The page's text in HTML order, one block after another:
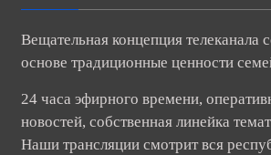
Вещательная концепция телеканала
основе традиционные ценности
24 часа эфирного времени,
новостей, собственная линейка
Наши трансляции смотрит вся